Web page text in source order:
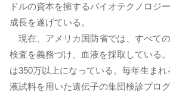
ドルの資本を擁するバイオテクノロジ
成長を遂げている。
現在、アメリカ国防省では、すべて
検査を義務づけ、血液を採取している
は350万以上になっている。毎年生まれ
液試料を用いた遺伝子の集団検診プロ